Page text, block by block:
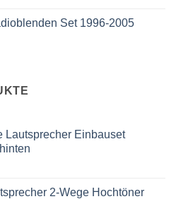
Set 1996-2005
Lautsprecher Einbauset
2-Wege Hochtöner